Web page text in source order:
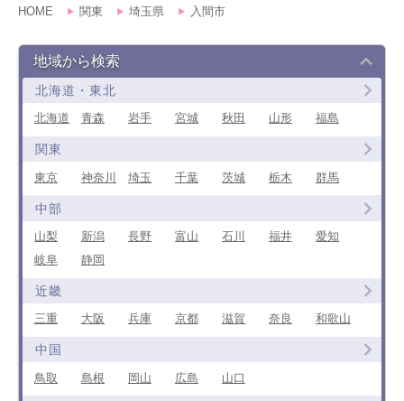
HOME 関東 埼玉県 入間市
地域から検索
北海道・東北
北海道 青森 岩手 宮城 秋田 山形 福島
関東
東京 神奈川 埼玉 千葉 茨城 栃木 群馬
中部
山梨 新潟 長野 富山 石川 福井
愛知
岐阜
静岡
近畿
三重 大阪 兵庫 京都 滋賀 奈良 和歌山
中国
鳥取 島根 岡山 広島 山口